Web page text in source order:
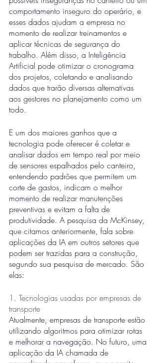
comportamento inseguro do operário, e
esses dados ajudam a empresa no
momento de realizar treinamentos e
aplicar técnicas de segurança do
trabalho. Além disso, a Inteligência
Artificial pode otimizar o cronograma
dos projetos, coletando e analisando
dados que trarão diversas alternativas
aos gestores no planejamento como um
todo.
E um dos maiores ganhos que a
tecnologia pode oferecer é coletar e
analisar dados em tempo real por meio
de sensores espalhados pelo canteiro,
entendendo padrões que permitem um
corte de gastos, indicam o melhor
momento de realizar manutenções
preventivas e evitam a falta de
produtividade. A pesquisa da McKinsey,
que citamos anteriormente, fala sobre
aplicações da IA em outros setores que
podem ser trazidas para a construção,
segundo sua pesquisa de mercado. São
elas:
1. Tecnologias usadas por empresas de
transporte
Atualmente, empresas de transporte estão
utilizando algoritmos para otimizar rotas
e melhorar a navegação. No futuro, uma
aplicação da IA chamada de